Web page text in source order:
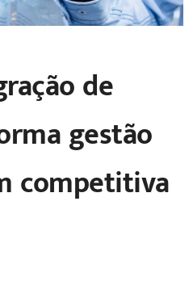
de
gestão
competitiva